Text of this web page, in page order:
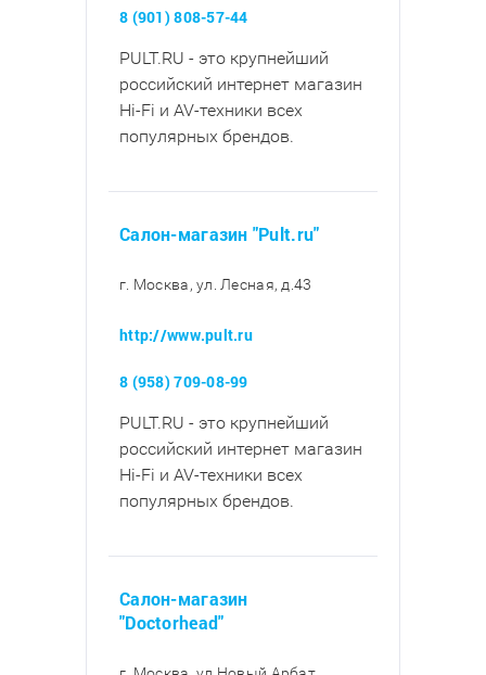
8 (901) 808-57-44
PULT.RU - это крупнейший
российский интернет магазин
Hi-Fi и AV-техники всех
популярных брендов.
Салон-магазин "Pult.ru"
г. Москва, ул. Лесная, д.43
http://www.pult.ru
8 (958) 709-08-99
PULT.RU - это крупнейший
российский интернет магазин
Hi-Fi и AV-техники всех
популярных брендов.
Салон-магазин
"Doctorhead"